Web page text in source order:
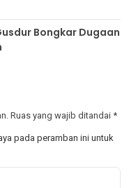
Bongkar Dugaan
Ruas yang wajib ditandai *
pada peramban ini untuk